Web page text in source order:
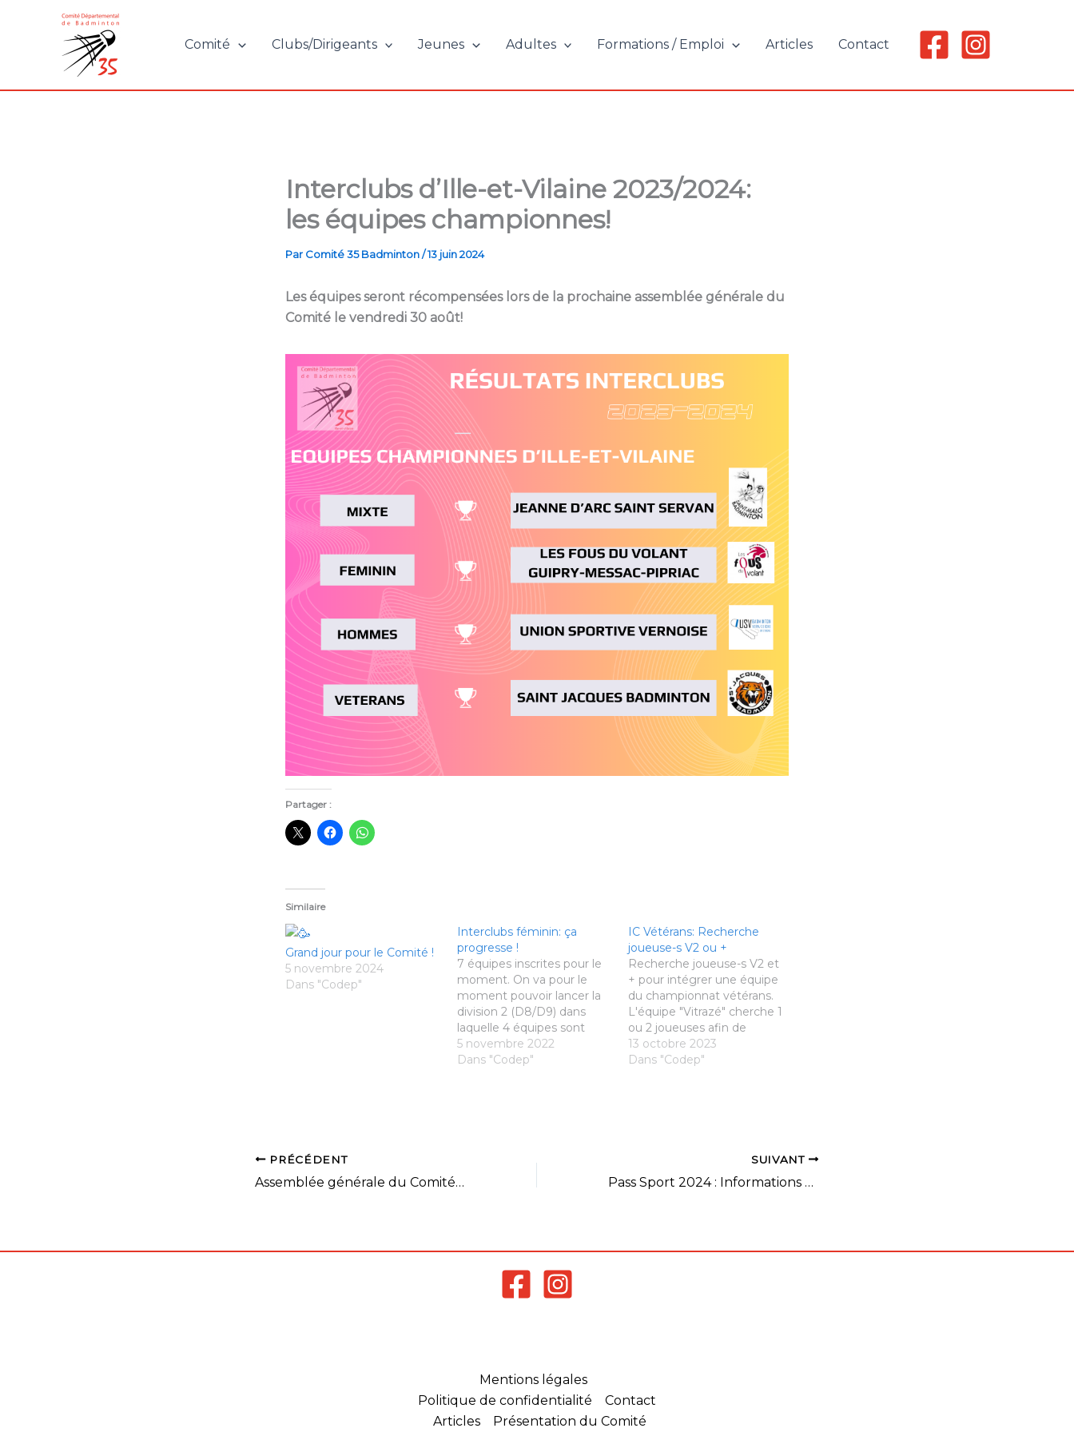
Comité Clubs/Dirigeants Jeunes Adultes Formations / Emploi Articles Contact
Interclubs d’Ille-et-Vilaine 2023/2024:
les équipes championnes!
Par Comité 35 Badminton/13 juin 2024
Les équipes seront récompensées lors de la prochaine assemblée générale du
Comité le vendredi 30 août!
Partager :
Similaire
Grand jour pour le Comité !
5 novembre 2024
Dans "Codep"
Interclubs féminin: ça
progresse !
7 équipes inscrites pour le
moment. On va pour le
moment pouvoir lancer la
division 2 (D8/D9) dans
laquelle 4 équipes sont
inscrites: - "Vers l'infini et
l'au-delà!" (le point
5 novembre 2022
Dans "Codep"
IC Vétérans: Recherche
joueuse-s V2 ou +
Recherche joueuse-s V2 et
+ pour intégrer une équipe
du championnat vétérans.
L'équipe "Vitrazé" cherche 1
ou 2 joueuses afin de
compléter son équipe. 2
filles arrêtent la
13 octobre 2023
Dans "Codep"
PRÉCÉDENT
Assemblée générale du Comité reportée au vendredi 30 août 2024
SUIVANT
Pass Sport 2024 : Informations complémentaires
Mentions légales
Politique de confidentialité
Contact
Articles
Présentation du Comité